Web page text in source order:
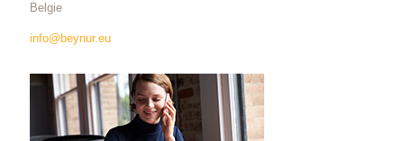
Belgie
info@beynur.eu